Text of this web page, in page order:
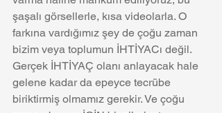
şaşalı görsellerle, kısa videolarla. O
farkına vardığımız şey de çoğu zaman
bizim veya toplumun İHTİYACı değil.
Gerçek İHTİYAÇ olanı anlayacak hale
gelene kadar da epeyce tecrübe
biriktirmiş olmamız gerekir. Ve çoğu